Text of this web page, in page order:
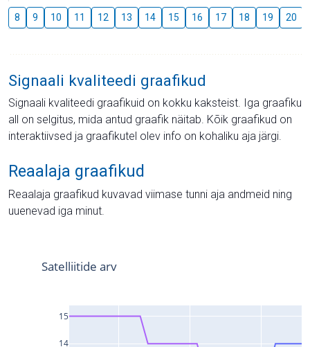
8 9 10 11 12 13 14 15 16 17 18 19 20
Signaali kvaliteedi graafikud
Signaali kvaliteedi graafikuid on kokku kaksteist. Iga graafiku
all on selgitus, mida antud graafik näitab. Kõik graafikud on
interaktiivsed ja graafikutel olev info on kohaliku aja järgi.
Reaalaja graafikud
Reaalaja graafikud kuvavad viimase tunni aja andmeid ning
uuenevad iga minut.